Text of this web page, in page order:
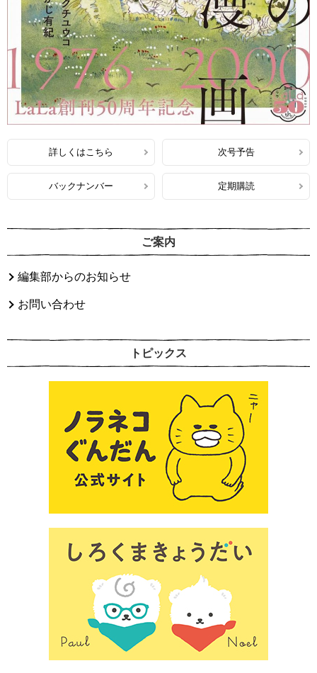
詳しくはこちら 次号予告
バックナンバー 定期購読
ご案内
編集部からのお知らせ
お問い合わせ
トピックス